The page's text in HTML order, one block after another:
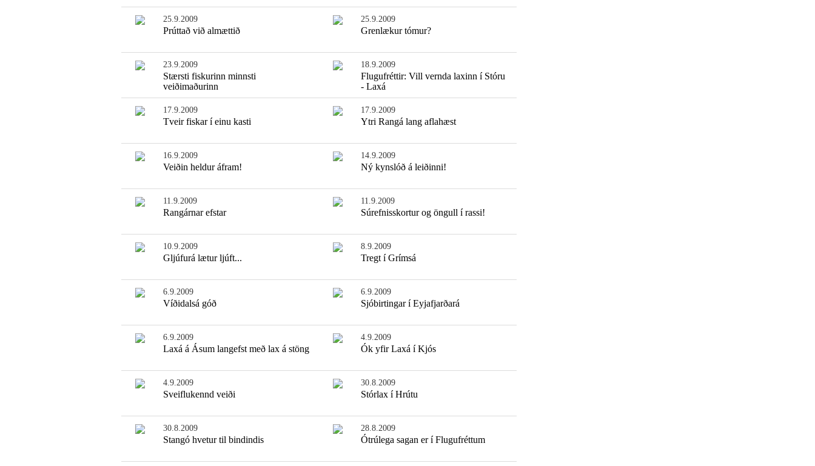
25.9.2009
Prúttað við almættið
25.9.2009
Grenlækur tómur?
23.9.2009
Stærsti fiskurinn minnsti
veiðimaðurinn
18.9.2009
Flugufréttir: Vill vernda laxinn í Stóru
- Laxá
17.9.2009
Tveir fiskar í einu kasti
17.9.2009
Ytri Rangá lang aflahæst
16.9.2009
Veiðin heldur áfram!
14.9.2009
Ný kynslóð á leiðinni!
11.9.2009
Rangárnar efstar
11.9.2009
Súrefnisskortur og öngull í rassi!
10.9.2009
Gljúfurá lætur ljúft...
8.9.2009
Tregt í Grímsá
6.9.2009
Víðidalsá góð
6.9.2009
Sjóbirtingar í Eyjafjarðará
6.9.2009
Laxá á Ásum langefst með lax á stöng
4.9.2009
Ók yfir Laxá í Kjós
4.9.2009
Sveiflukennd veiði
30.8.2009
Stórlax í Hrútu
30.8.2009
Stangó hvetur til bindindis
28.8.2009
Ótrúlega sagan er í Flugufréttum